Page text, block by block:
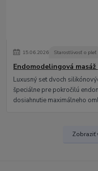
15.06.2026 Starostlivosť o pleť
Endomodelingová
Luxusný set dvoch
špeciálne pre pokročilú
dosiahnutie maximálneho
Zobraziť